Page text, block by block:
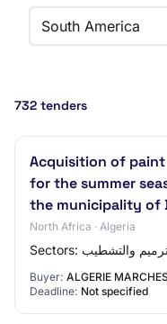
South America
732 tenders
Acquisition of
for the summer
the municipality of
North Africa · Algeria
Buyer: ALGERIE MARCHES
Deadline: Not specified